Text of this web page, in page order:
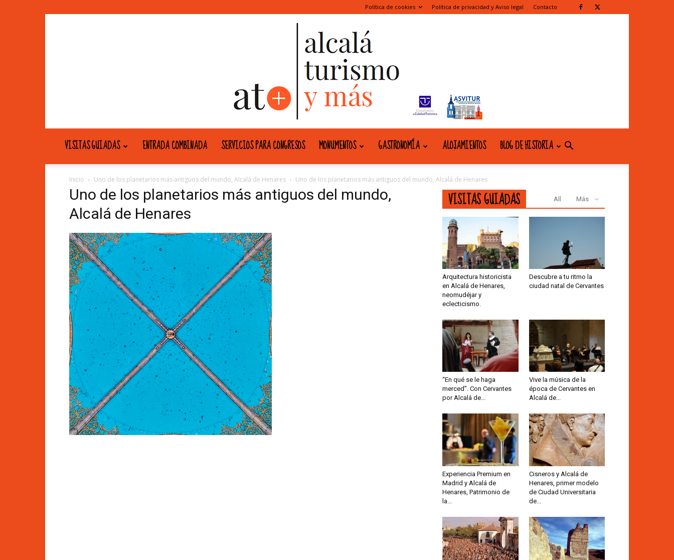
Política de cookies Política de privacidad y Aviso legal Contacto
VISITAS GUIADAS ENTRADA COMBINADA SERVICIOS PARA CONGRESOS MONUMENTOS GASTRONOMÍA ALOJAMIENTOS BLOG DE HISTORIA
Inicio Uno de los planetarios más antiguos del mundo, Alcalá de Henares Uno de los planetarios más antiguos del mundo, Alcalá de Henares
Uno de los planetarios más antiguos del mundo,
Alcalá de Henares
VISITAS GUIADAS All Más
Arquitectura historicista
en Alcalá de Henares,
neomudéjar y
eclecticismo.
Descubre a tu ritmo la
ciudad natal de Cervantes
“En qué se le haga
merced”. Con Cervantes
por Alcalá de...
Vive la música de la
época de Cervantes en
Alcalá de...
Experiencia Premium en
Madrid y Alcalá de
Henares, Patrimonio de
la...
Cisneros y Alcalá de
Henares, primer modelo
de Ciudad Universitaria
de...